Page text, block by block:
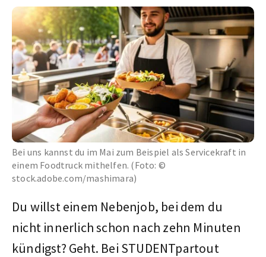
Bei uns kannst du im Mai zum Beispiel als Servicekraft in
einem Foodtruck mithelfen. (Foto: ©
stock.adobe.com/mashimara)
Du willst einem Nebenjob, bei dem du
nicht innerlich schon nach zehn Minuten
kündigst? Geht. Bei STUDENTpartout